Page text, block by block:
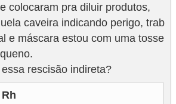
colocaram pra diluir produtos,
caveira indicando perigo, trab
e máscara estou com uma tosse
rescisão indireta?